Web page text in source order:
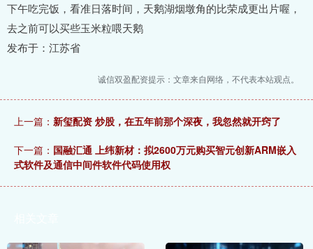
下午吃完饭，看准日落时间，天鹅湖烟墩角的比荣成更出片喔，
去之前可以买些玉米粒喂天鹅
发布于：江苏省
诚信双盈配资提示：文章来自网络，不代表本站观点。
上一篇： 新玺配资 炒股，在五年前那个深夜，我忽然就开窍了
下一篇： 国融汇通 上纬新材：拟2600万元购买智元创新ARM嵌入
式软件及通信中间件软件代码使用权